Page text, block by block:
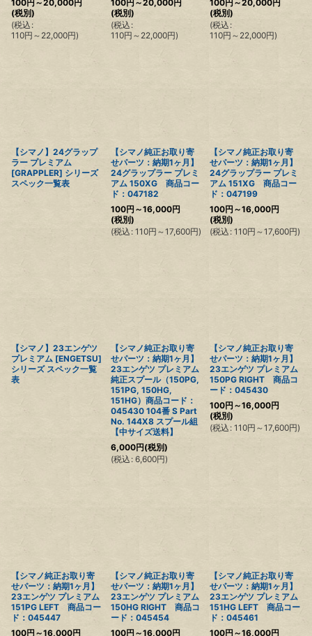
100円 ～20,000円
(税別)
(税込 :
110円 ～22,000円)
100円 ～20,000円
(税別)
(税込 :
110円 ～22,000円)
100円 ～20,000円
(税別)
(税込 :
110円 ～22,000円)
【シマノ】24グラップ
ラー プレミアム
[GRAPPLER] シリーズ
スペック一覧表
【シマノ純正お取り寄
せパーツ：納期1ヶ月】
24グラップラー プレミ
アム 150XG 商品コー
ド：047182
100円 ～16,000円
(税別)
(税込 : 110円 ～17,600円)
【シマノ純正お取り寄
せパーツ：納期1ヶ月】
24グラップラー プレミ
アム 151XG 商品コー
ド：047199
100円 ～16,000円
(税別)
(税込 : 110円 ～17,600円)
【シマノ】23エンゲツ
プレミアム [ENGETSU]
シリーズ スペック一覧
表
【シマノ純正お取り寄
せパーツ：納期1ヶ月】
23エンゲツ プレミアム
純正スプール（150PG,
151PG, 150HG,
151HG）商品コード：
045430 104番 S Part
No. 144X8 スプール組
【中サイズ送料】
6,000円(税別)
(税込 : 6,600円)
【シマノ純正お取り寄
せパーツ：納期1ヶ月】
23エンゲツ プレミアム
150PG RIGHT 商品コ
ード：045430
100円 ～16,000円
(税別)
(税込 : 110円 ～17,600円)
【シマノ純正お取り寄
せパーツ：納期1ヶ月】
23エンゲツ プレミアム
151PG LEFT 商品コー
ド：045447
100円 ～16,000円
【シマノ純正お取り寄
せパーツ：納期1ヶ月】
23エンゲツ プレミアム
150HG RIGHT 商品コ
ード：045454
100円 ～16,000円
【シマノ純正お取り寄
せパーツ：納期1ヶ月】
23エンゲツ プレミアム
151HG LEFT 商品コー
ド：045461
100円 ～16,000円